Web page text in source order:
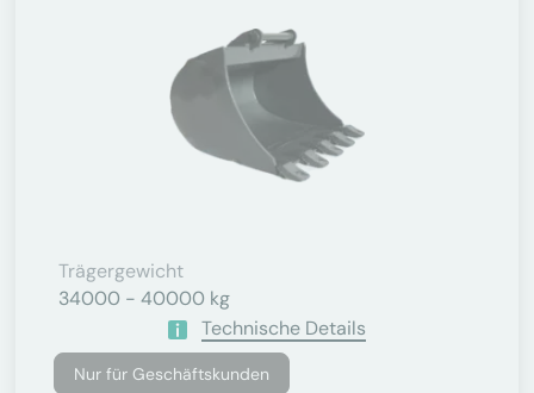
Trägergewicht
34000 - 40000 kg
Technische Details
Nur für Geschäftskunden